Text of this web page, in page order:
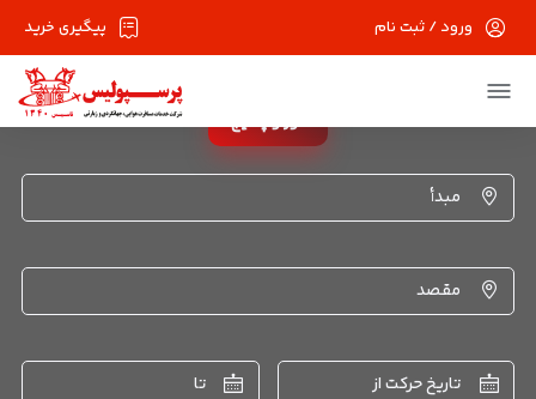
پیگیری خرید ورود / ثبت نام
تور و پکیج
مبدأ
مقصد
تاریخ حرکت از تا